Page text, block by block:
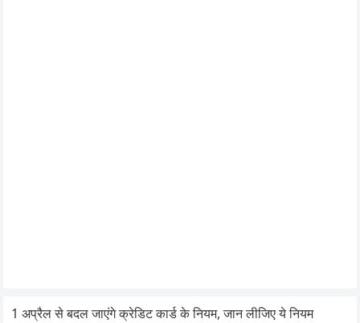
1 अप्रैल से बदल जाएंगे क्रेडिट कार्ड के नियम, जान लीजिए ये नियम